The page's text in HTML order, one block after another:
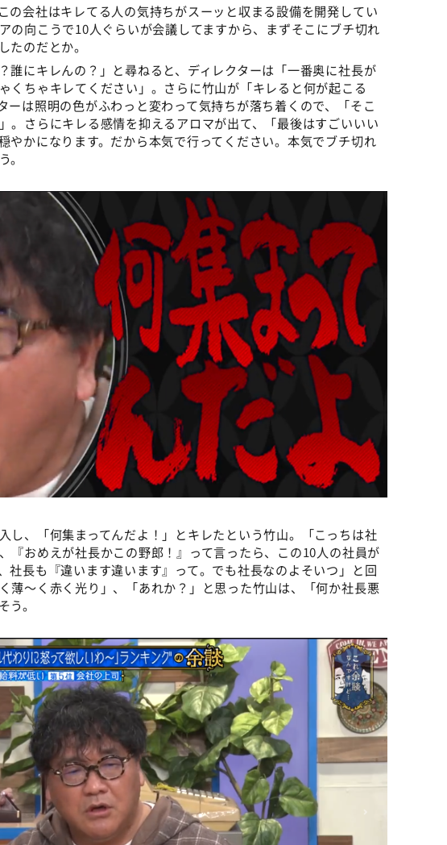
の会社はキレてる人の気持ちがスーッと収まる設備を開発してい
の向こうで10人ぐらいが会議してますから、まずそこにブチ切れ
たのだとか。
誰にキレんの？」と尋ねると、ディレクターは「一番奥に社長が
くちゃキレてください」。さらに竹山が「キレると何が起こる
ーは照明の色がふわっと変わって気持ちが落ち着くので、「そこ
。さらにキレる感情を抑えるアロマが出て、「最後はすごいいい
やかになります。だから本気で行ってください。本気でブチ切れ
。
し、「何集まってんだよ！」とキレたという竹山。「こっちは社
『おめえが社長かこの野郎！』って言ったら、この10人の社員が
社長も『違います違います』って。でも社長なのよそいつ」と回
薄〜く赤く光り」、「あれか？」と思った竹山は、「何か社長悪
う。